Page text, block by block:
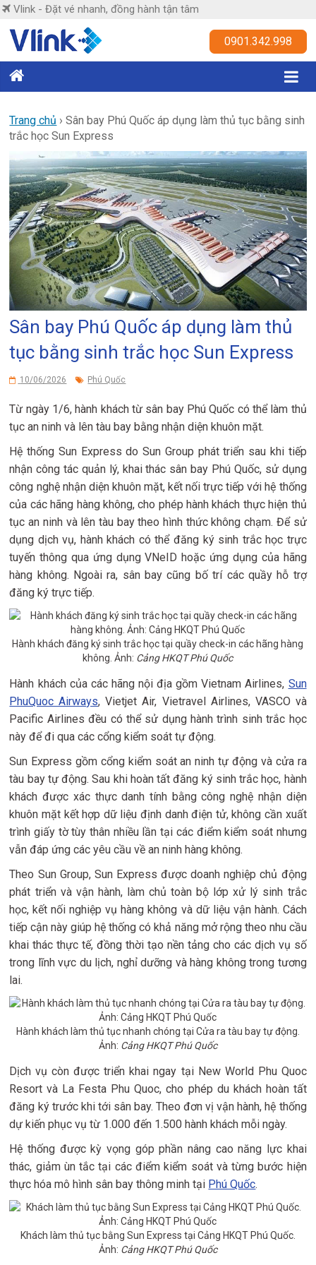
Skip
content
Vlink - Đặt vé nhanh, đồng hành tận tâm
Vlink
nhanh,
đồng
tận
tâm
0901.342.998
Trang chủ ›Sân bay Phú Quốc áp dụng làm thủ tục bằng sinh
trắc học Sun Express
Sân bay Phú Quốc áp dụng làm thủ
tục bằng sinh trắc học Sun Express
10/06/2026 Phú Quốc
Từ ngày 1/6, hành khách từ sân bay Phú Quốc có thể làm thủ
tục an ninh và lên tàu bay bằng nhận diện khuôn mặt.
Hệ thống Sun Express do Sun Group phát triển sau khi tiếp
nhận công tác quản lý, khai thác sân bay Phú Quốc, sử dụng
công nghệ nhận diện khuôn mặt, kết nối trực tiếp với hệ thống
của các hãng hàng không, cho phép hành khách thực hiện thủ
tục an ninh và lên tàu bay theo hình thức không chạm. Để sử
dụng dịch vụ, hành khách có thể đăng ký sinh trắc học trực
tuyến thông qua ứng dụng VNeID hoặc ứng dụng của hãng
hàng không. Ngoài ra, sân bay cũng bố trí các quầy hỗ trợ
đăng ký trực tiếp.
Hành khách đăng ký sinh trắc học tại quầy check-in các hãng hàng
không. Ảnh: Cảng HKQT Phú Quốc
Hành khách của các hãng nội địa gồm Vietnam Airlines, Sun
PhuQuoc Airways, Vietjet Air, Vietravel Airlines, VASCO và
Pacific Airlines đều có thể sử dụng hành trình sinh trắc học
này để đi qua các cổng kiểm soát tự động.
Sun Express gồm cổng kiểm soát an ninh tự động và cửa ra
tàu bay tự động. Sau khi hoàn tất đăng ký sinh trắc học, hành
khách được xác thực danh tính bằng công nghệ nhận diện
khuôn mặt kết hợp dữ liệu định danh điện tử, không cần xuất
trình giấy tờ tùy thân nhiều lần tại các điểm kiểm soát nhưng
vẫn đáp ứng các yêu cầu về an ninh hàng không.
Theo Sun Group, Sun Express được doanh nghiệp chủ động
phát triển và vận hành, làm chủ toàn bộ lớp xử lý sinh trắc
học, kết nối nghiệp vụ hàng không và dữ liệu vận hành. Cách
tiếp cận này giúp hệ thống có khả năng mở rộng theo nhu cầu
khai thác thực tế, đồng thời tạo nền tảng cho các dịch vụ số
trong lĩnh vực du lịch, nghỉ dưỡng và hàng không trong tương
lai.
Hành khách làm thủ tục nhanh chóng tại Cửa ra tàu bay tự động.
Ảnh: Cảng HKQT Phú Quốc
Dịch vụ còn được triển khai ngay tại New World Phu Quoc
Resort và La Festa Phu Quoc, cho phép du khách hoàn tất
đăng ký trước khi tới sân bay. Theo đơn vị vận hành, hệ thống
dự kiến phục vụ từ 1.000 đến 1.500 hành khách mỗi ngày.
Hệ thống được kỳ vọng góp phần nâng cao năng lực khai
thác, giảm ùn tắc tại các điểm kiểm soát và từng bước hiện
thực hóa mô hình sân bay thông minh tại Phú Quốc.
Khách làm thủ tục bằng Sun Express tại Cảng HKQT Phú Quốc.
Ảnh: Cảng HKQT Phú Quốc